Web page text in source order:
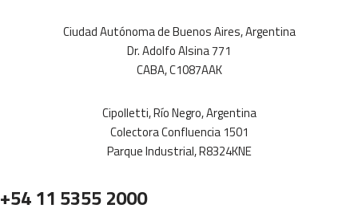
Ciudad Autónoma de Buenos Aires, Argentina
Dr. Adolfo Alsina 771
CABA, C1087AAK
Cipolletti, Río Negro, Argentina
Colectora Confluencia 1501
Parque Industrial, R8324KNE
+54 11 5355 2000